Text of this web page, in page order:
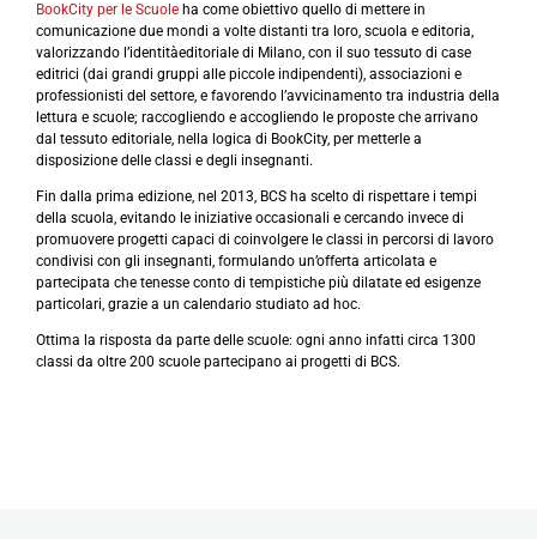
BookCity per le Scuole ha come obiettivo quello di mettere in
comunicazione due mondi a volte distanti tra loro, scuola e editoria,
valorizzando l’identitàeditoriale di Milano, con il suo tessuto di case
editrici (dai grandi gruppi alle piccole indipendenti), associazioni e
professionisti del settore, e favorendo l’avvicinamento tra industria della
lettura e scuole; raccogliendo e accogliendo le proposte che arrivano
dal tessuto editoriale, nella logica di BookCity, per metterle a
disposizione delle classi e degli insegnanti.
Fin dalla prima edizione, nel 2013, BCS ha scelto di rispettare i tempi
della scuola, evitando le iniziative occasionali e cercando invece di
promuovere progetti capaci di coinvolgere le classi in percorsi di lavoro
condivisi con gli insegnanti, formulando un’offerta articolata e
partecipata che tenesse conto di tempistiche più dilatate ed esigenze
particolari, grazie a un calendario studiato ad hoc.
Ottima la risposta da parte delle scuole: ogni anno infatti circa 1300
classi da oltre 200 scuole partecipano ai progetti di BCS.